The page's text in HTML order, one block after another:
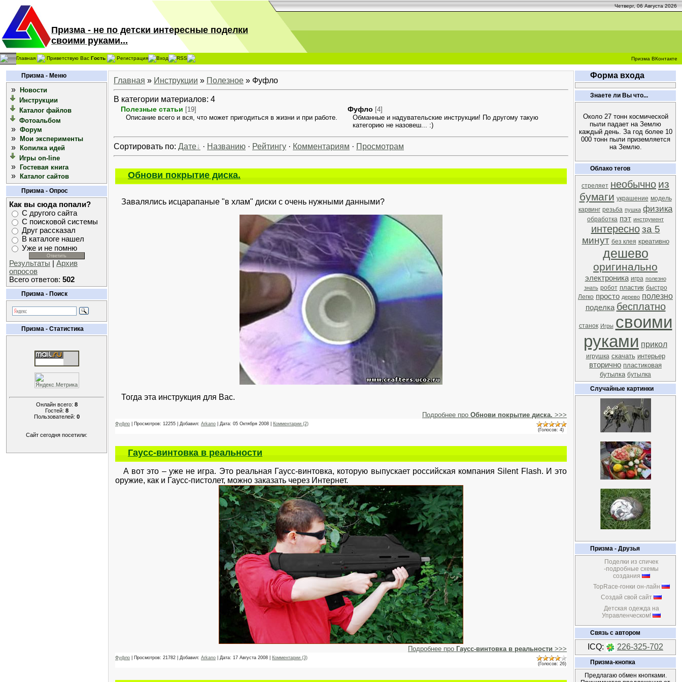
Четверг, 06 Августа 2026
Призма - не по детски интересные поделки
своими руками...
Главная Приветствую Вас Гость Регистрация Вход RSS Призма ВКонтакте
Призма - Меню
»
Новости
Инструкции
Каталог файлов
Фотоальбом
» Форум
» Мои эксперименты
»
Копилка идей
Игры on-line
» Гостевая книга
» Каталог сайтов
Призма - Опрос
Как вы сюда попали?
С другого сайта
С поисковой системы
Друг рассказал
В каталоге нашел
Уже и не помню
Результаты
Архив
опросов
Всего ответов: 502
Призма - Поиск
Призма - Статистика
Онлайн всего: 8
Гостей: 8
Пользователей: 0
Сайт сегодня посетили:
Главная » Инструкции » Полезное » Фуфло
В категории материалов: 4
Полезные статьи [19]
Описание всего и вся, что может пригодиться в жизни и при работе.
Фуфло [4]
Обманные и надувательские инструкции! По другому такую
категорию не назовеш... :)
Сортировать по: Дате · Названию · Рейтингу · Комментариям · Просмотрам
Обнови покрытие диска.
Завалялись исцарапаные "в хлам" диски с очень нужными данными?
Тогда эта инструкция для Вас.
Подробнее про Обнови покрытие диска. >>>
Фуфло | Просмотров: 12255 | Добавил: Arkano | Дата: 05 Октября 2008
(Голосов: 4)
Комментарии (2)
Гаусс-винтовка в реальности
А вот это – уже не игра. Это реальная Гаусс-винтовка, которую выпускает российская компания Silent Flash. И это
оружие, как и Гаусс-пистолет, можно заказать через Интернет.
Подробнее про Гаусс-винтовка в реальности >>>
Фуфло | Просмотров: 21782 | Добавил: Arkano | Дата: 17 Августа 2008
(Голосов: 26)
Комментарии (3)
Форма входа
Знаете ли Вы что...
Около 27 тонн космической
пыли падает на Землю
каждый день. За год более 10
000 тонн пыли приземляется
на Землю.
Облако тегов
стреляет необычно из
бумаги украшение модель
карвинг резьба пушка физика
обработка пэт инструмент
интересно за 5
минут без клея креативно
дешево
оригинально
электроника игра полезно
знать робот пластик быстро
Легко просто дерево полезно
поделка бесплатно
станок Игры своими
руками прикол
игрушка скачать интерьер
вторично пластиковая
бутылка бутылка
Случайные картинки
Призма - Друзья
Поделки из спичек
-подробные схемы
создания
TopRace-гонки он-лайн
Создай свой сайт
Детская одежда на
Управленческом!
Связь с автором
ICQ: 226-325-702
Призма-кнопка
Предлагаю обмен кнопками.